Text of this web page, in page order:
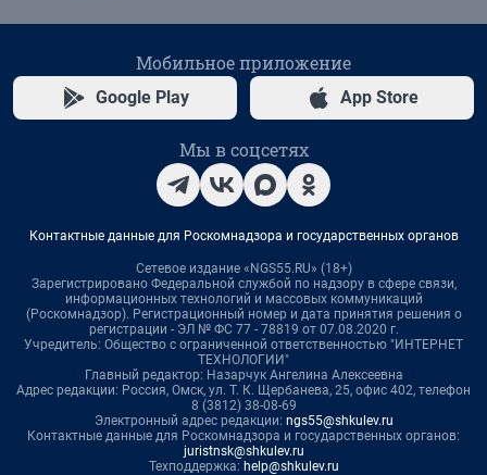
Мобильное приложение
Google Play App Store
Мы в соцсетях
Контактные данные для Роскомнадзора и государственных органов
Сетевое издание «NGS55.RU» (18+)
Зарегистрировано Федеральной службой по надзору в сфере связи,
информационных технологий и массовых коммуникаций
(Роскомнадзор). Регистрационный номер и дата принятия решения о
регистрации - ЭЛ № ФС 77 - 78819 от 07.08.2020 г.
Учредитель: Общество с ограниченной ответственностью "ИНТЕРНЕТ
ТЕХНОЛОГИИ"
Главный редактор: Назарчук Ангелина Алексеевна
Адрес редакции: Россия, Омск, ул. Т. К. Щербанева, 25, офис 402, телефон
8 (3812) 38-08-69
Электронный адрес редакции: ngs55@shkulev.ru
Контактные данные для Роскомнадзора и государственных органов:
juristnsk@shkulev.ru
Техподдержка: help@shkulev.ru